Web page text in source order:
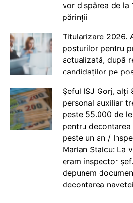
vor dispărea de la
părinții
Titularizare 2026.
posturilor pentru
actualizată, după
candidaților pe
Șeful ISJ Gorj, alți
personal auxiliar
peste 55.000 de
pentru
peste un an /
Marian Staicu: La
eram inspector
depunem
decontarea navetei